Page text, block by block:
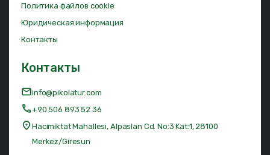
Политика файлов cookie
Юридическая информация
Контакты
Контакты
info@pikolatur.com
+90 506 893 52 36
Hacımiktat Mahallesi, Alpaslan Cd. No:3 Kat:1, 28100
Merkez/Giresun